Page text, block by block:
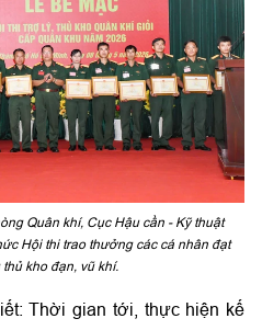
Quân khí, Cục Hậu cần - Kỹ thuật
Hội thi trao thưởng các cá nhân đạt
kho đạn, vũ khí.
Thời gian tới, thực hiện kế